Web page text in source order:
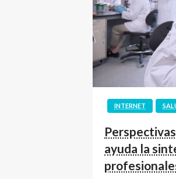
INTERNET
ayuda la